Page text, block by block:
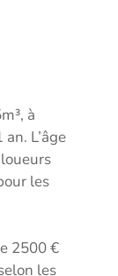
à
L’âge
les
2500 €
les